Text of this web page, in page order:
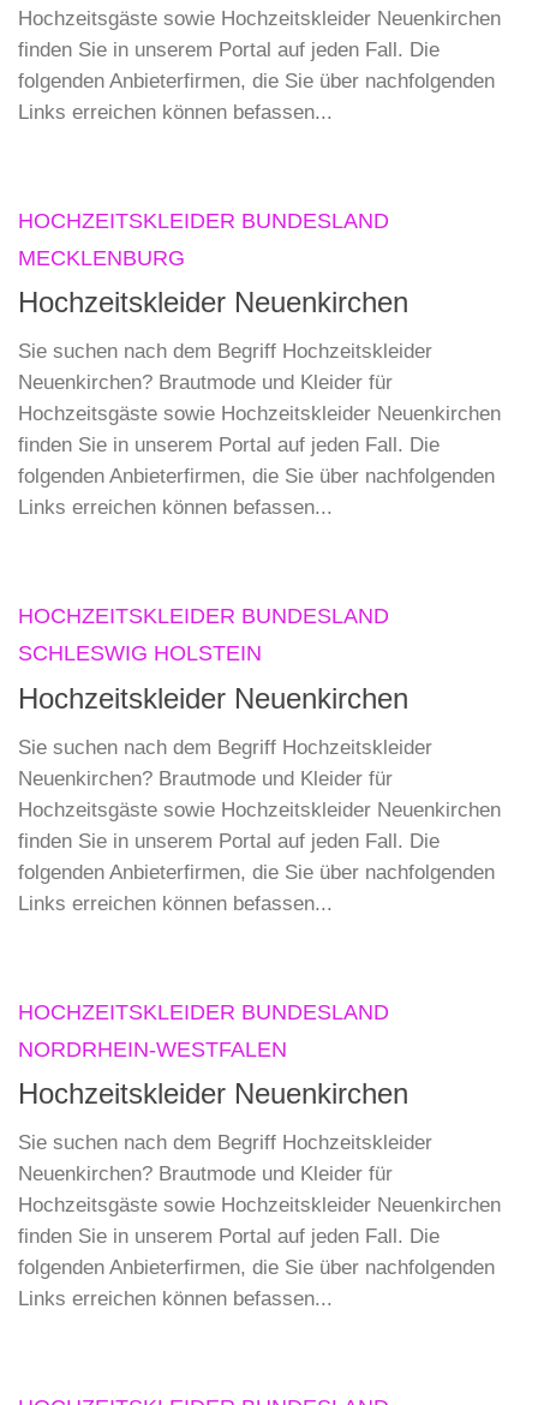
Hochzeitsgäste sowie Hochzeitskleider Neuenkirchen
finden Sie in unserem Portal auf jeden Fall. Die
folgenden Anbieterfirmen, die Sie über nachfolgenden
Links erreichen können befassen...
HOCHZEITSKLEIDER BUNDESLAND
MECKLENBURG
Hochzeitskleider Neuenkirchen
Sie suchen nach dem Begriff Hochzeitskleider
Neuenkirchen? Brautmode und Kleider für
Hochzeitsgäste sowie Hochzeitskleider Neuenkirchen
finden Sie in unserem Portal auf jeden Fall. Die
folgenden Anbieterfirmen, die Sie über nachfolgenden
Links erreichen können befassen...
HOCHZEITSKLEIDER BUNDESLAND
SCHLESWIG HOLSTEIN
Hochzeitskleider Neuenkirchen
Sie suchen nach dem Begriff Hochzeitskleider
Neuenkirchen? Brautmode und Kleider für
Hochzeitsgäste sowie Hochzeitskleider Neuenkirchen
finden Sie in unserem Portal auf jeden Fall. Die
folgenden Anbieterfirmen, die Sie über nachfolgenden
Links erreichen können befassen...
HOCHZEITSKLEIDER BUNDESLAND
NORDRHEIN-WESTFALEN
Hochzeitskleider Neuenkirchen
Sie suchen nach dem Begriff Hochzeitskleider
Neuenkirchen? Brautmode und Kleider für
Hochzeitsgäste sowie Hochzeitskleider Neuenkirchen
finden Sie in unserem Portal auf jeden Fall. Die
folgenden Anbieterfirmen, die Sie über nachfolgenden
Links erreichen können befassen...